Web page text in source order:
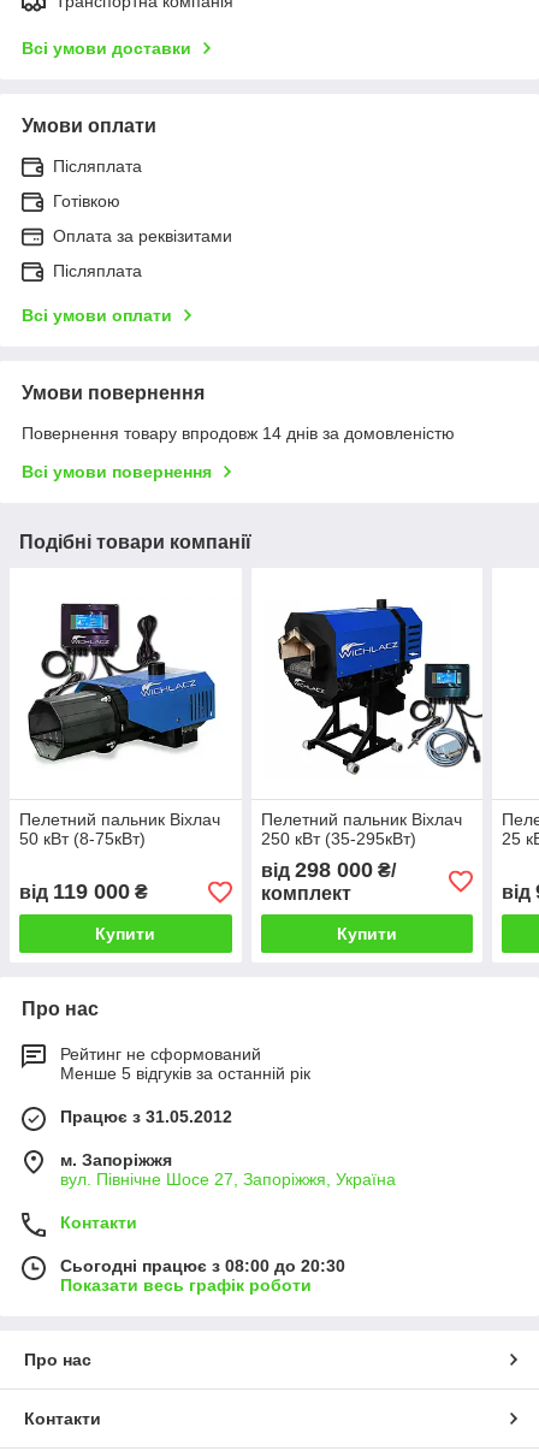
Всі умови доставки
Умови оплати
Післяплата
Готівкою
Оплата за реквізитами
Післяплата
Всі умови оплати
Умови повернення
Повернення товару впродовж 14 днів за домовленістю
Всі умови повернення
Подібні товари компанії
Пелетний пальник Віхлач
50 кВт (8-75кВт)
від 119 000 ₴
Купити
Пелетний пальник Віхлач
250 кВт (35-295кВт)
від 298 000₴/
комплект
Купити
25
від
Про нас
Рейтинг не сформований
Менше 5 відгуків за останній рік
Працює з 31.05.2012
м. Запоріжжя
вул. Північне Шосе 27, Запоріжжя, Україна
Контакти
Сьогодні працює з 08:00 до 20:30
Показати весь графік роботи
Про нас
Контакти